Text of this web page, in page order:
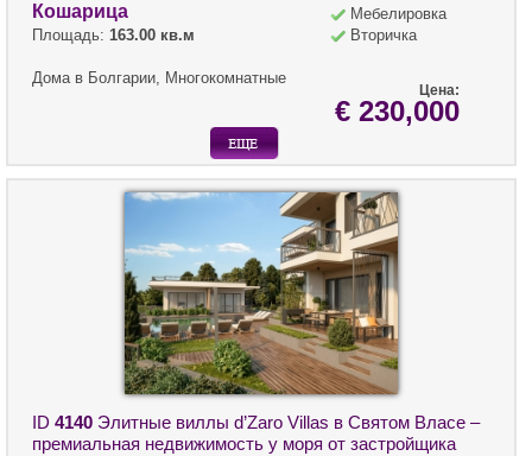
Кошарица
Площадь: 163.00 кв.м
Дома в Болгарии, Многокомнатные
Мебелировка
Вторичка
Цена:
€ 230,000
ID 4140 Элитные виллы d’Zaro Villas в Святом Власе –
премиальная недвижимость у моря от застройщика